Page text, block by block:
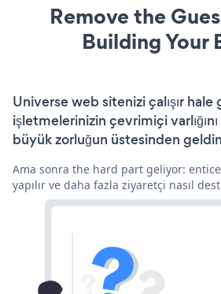
Remove the
Building Your
Universe web sitenizi çalışır
işletmelerinizin çevrimiçi
büyük zorluğun üstesinden
Ama sonra the hard part geliyor:
yapılır ve daha fazla ziyaretçi nasıl